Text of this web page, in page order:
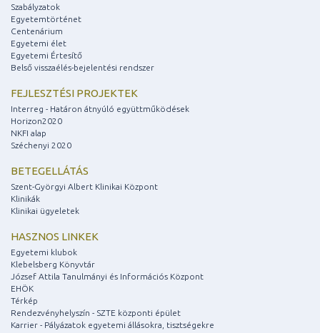
Szabályzatok
Egyetemtörténet
Centenárium
Egyetemi élet
Egyetemi Értesítő
Belső visszaélés-bejelentési rendszer
FEJLESZTÉSI PROJEKTEK
Interreg - Határon átnyúló együttműködések
Horizon2020
NKFI alap
Széchenyi 2020
BETEGELLÁTÁS
Szent-Györgyi Albert Klinikai Központ
Klinikák
Klinikai ügyeletek
HASZNOS LINKEK
Egyetemi klubok
Klebelsberg Könyvtár
József Attila Tanulmányi és Információs Központ
EHÖK
Térkép
Rendezvényhelyszín - SZTE központi épület
Karrier - Pályázatok egyetemi állásokra, tisztségekre